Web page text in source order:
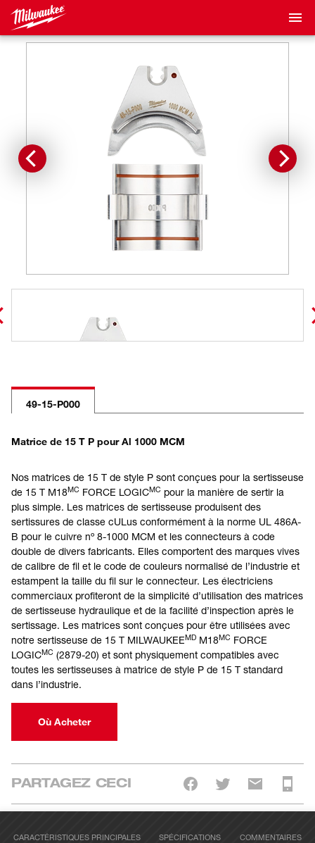
49-15-P000
Matrice de 15 T P pour Al 1000 MCM
Nos matrices de 15 T de style P sont conçues pour la sertisseuse
de 15 T M18MC FORCE LOGICMC pour la manière de sertir la
plus simple. Les matrices de sertisseuse produisent des
sertissures de classe cULus conformément à la norme UL 486A-
B pour le cuivre nº 8-1000 MCM et les connecteurs à code
double de divers fabricants. Elles comportent des marques vives
de calibre de fil et le code de couleurs normalisé de l’industrie et
estampent la taille du fil sur le connecteur. Les électriciens
commerciaux profiteront de la simplicité d’utilisation des matrices
de sertisseuse hydraulique et de la facilité d’inspection après le
sertissage. Les matrices sont conçues pour être utilisées avec
notre sertisseuse de 15 T MILWAUKEEMD M18MC FORCE
LOGICMC (2879-20) et sont physiquement compatibles avec
toutes les sertisseuses à matrice de style P de 15 T standard
dans l’industrie.
Où Acheter
PARTAGEZ CECI
CARACTÉRISTIQUES PRINCIPALES SPÉCIFICATIONS COMMENTAIRES